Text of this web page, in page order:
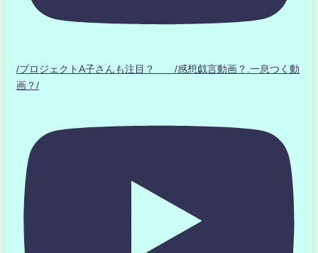
/プロジェクトA子さんも注目？ /感想戯言動画？.一息つく動
画？/